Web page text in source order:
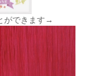
ができます→